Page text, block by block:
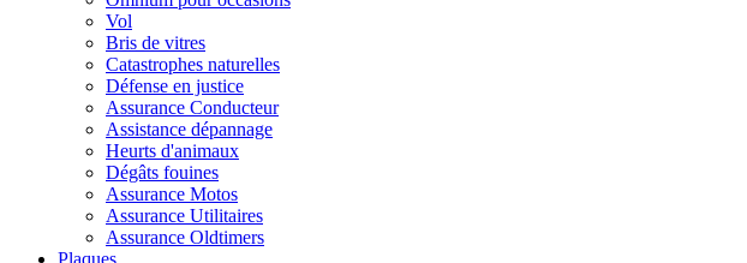
Vol
Bris de vitres
Catastrophes naturelles
Défense en justice
Assurance Conducteur
Assistance dépannage
Heurts d'animaux
Dégâts fouines
Assurance Motos
Assurance Utilitaires
Assurance Oldtimers
Plaques